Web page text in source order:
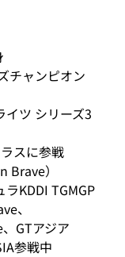
チャンピオン
イツ シリーズ3
スに参戦
Brave）
KDDI TGMGP
、
GTアジア
参戦中